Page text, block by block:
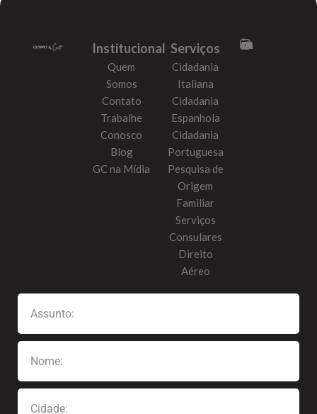
Institucional
Quem
Somos
Contato
Trabalhe
Conosco
Blog
GC na Mídia
Serviços
Cidadania
Italiana
Cidadania
Espanhola
Cidadania
Portuguesa
Pesquisa de
Origem
Familiar
Serviços
Consulares
Direito
Aéreo